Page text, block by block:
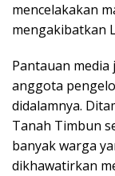
mencelakakan
mengakibatkan
Pantauan
anggota
didalamnya.
Tanah Timbun
banyak warga
dikhawatirkan